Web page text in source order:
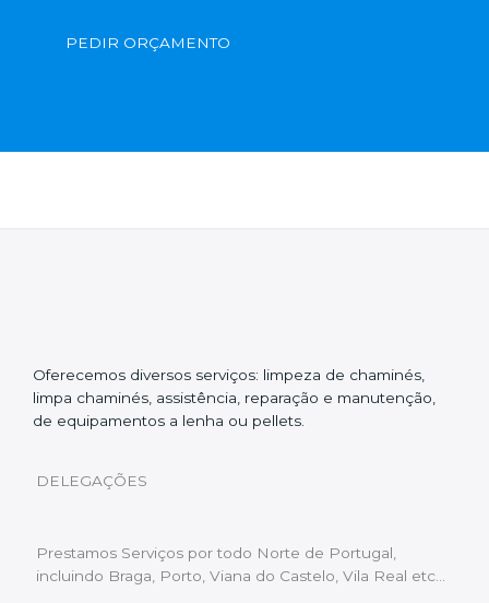
PEDIR ORÇAMENTO
Oferecemos diversos serviços: limpeza de chaminés,
limpa chaminés, assistência, reparação e manutenção,
de equipamentos a lenha ou pellets.
DELEGAÇÕES
Prestamos Serviços por todo Norte de Portugal,
incluindo Braga, Porto, Viana do Castelo, Vila Real etc…